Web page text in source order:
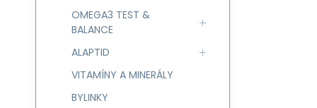
OMEGA3 TEST &
BALANCE
ALAPTID
VITAMÍNY A MINERÁLY
BYLINKY